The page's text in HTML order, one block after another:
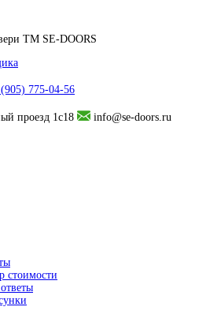
TM SE-DOORS
775-04-56
проезд 1с18 info@se-doors.ru
стоимости